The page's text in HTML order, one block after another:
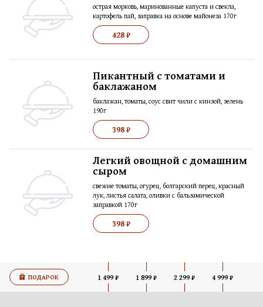
острая морковь, маринованные капуста и свекла,
картофель пай, заправка на основе майонеза 170г
428 ₽
Пикантный с томатами и
баклажаном
баклажан, томаты, соус свит чили с кинзой, зелень
190г
398 ₽
Легкий овощной с домашним
сыром
свежие томаты, огурец, болгарский перец, красный
лук, листья салата, оливки с бальзамической
заправкой 170г
398 ₽
ПОДАРОК 1 499 ₽ 1 899 ₽ 2 299 ₽ 4 999 ₽